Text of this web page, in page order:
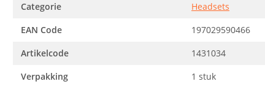
Categorie
Headsets
EAN Code
197029590466
Artikelcode
1431034
Verpakking
1 stuk